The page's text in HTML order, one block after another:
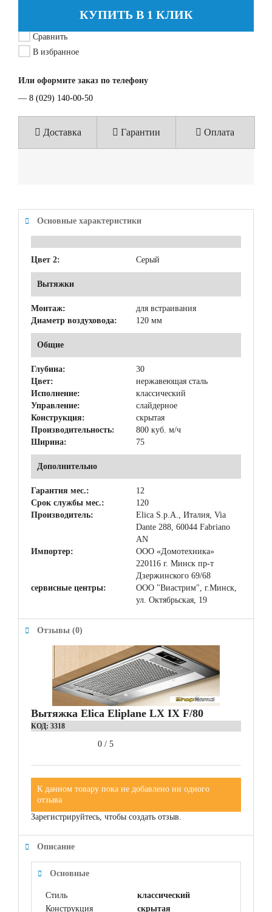
КУПИТЬ В 1 КЛИК
Сравнить
В избранное
Или оформите заказ по телефону
— 8 (029) 140-00-50
Доставка Гарантии Оплата
Основные характеристики
Цвет 2: Серый
Вытяжки
Монтаж:
для встраивания
Диаметр воздуховода:
120 мм
Общие
Глубина:
30
Цвет:
нержавеющая сталь
Исполнение:
классический
Управление:
слайдерное
Конструкция:
скрытая
Производительность:
800 куб. м/ч
Ширина:
75
Дополнительно
Гарантия мес.:
12
Срок службы мес.:
120
Производитель:
Elica S.p.A., Италия, Via
Dante 288, 60044 Fabriano
AN
Импортер:
ООО «Домотехника»
220116 г. Минск пр-т
Дзержинского 69/68
сервисные центры:
ООО "Виастрим", г.Минск,
ул. Октябрьская, 19
Отзывы (0)
Вытяжка Elica Eliplane LX IX F/80
КОД: 3318
0 / 5
К данном товару пока не добавлено ни одного
отзыва
Зарегистрируйтесь, чтобы создать отзыв.
Описание
Основные
Стиль
классический
Конструкция
скрытая